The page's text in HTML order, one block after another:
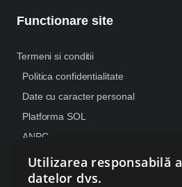
Functionare site
Termeni si conditii
Politica confidentialitate
Date cu caracter personal
Platforma SOL
ANPC
Despre Cookies
Retragere din contract
Utilizarea responsabilă a
datelor dvs.